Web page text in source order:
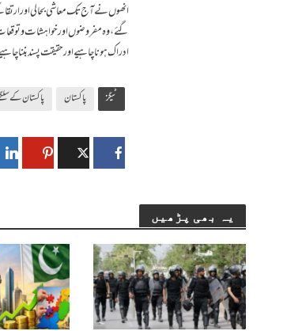
گئے، وہ مفروضوں اورخواہشات وتوقعات
ادراک ہونا چاہیے اورحقیقت پسند بننا
ٹیگز پاکستان پاکستان کے
یہ بھی پڑھیں